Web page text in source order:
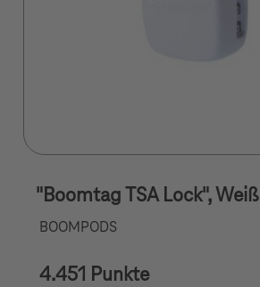
"Boomtag TSA Lock", Weiß
BOOMPODS
4.451 Punkte